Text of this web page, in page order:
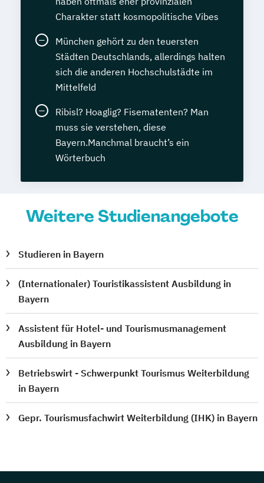
Charakter statt kosmopolitische Vibes
München gehört zu den teuersten
Städten Deutschlands, allerdings halten
sich die anderen Hochschulstädte im
Mittelfeld
Ribisl? Hoaglig? Fisematenten? Man
muss sie verstehen, diese
Bayern.Manchmal braucht’s ein
Wörterbuch
Weitere Studienangebote
Studieren in Bayern
(Internationaler) Touristikassistent Ausbildung in
Bayern
Assistent für Hotel- und Tourismusmanagement
Ausbildung in Bayern
Betriebswirt - Schwerpunkt Tourismus Weiterbildung
in Bayern
Gepr. Tourismusfachwirt Weiterbildung (IHK) in Bayern